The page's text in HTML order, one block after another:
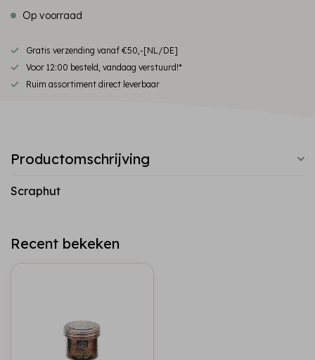
Op voorraad
Gratis verzending vanaf €50,-[NL/DE]
Voor 12:00 besteld, vandaag verstuurd!*
Ruim assortiment direct leverbaar
Productomschrijving
Scraphut
Recent bekeken